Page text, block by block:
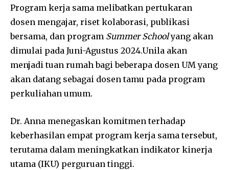
Program kerja sama melibatkan pertukaran
dosen mengajar, riset kolaborasi, publikasi
bersama, dan program Summer Schoolyang akan
dimulai pada Juni-Agustus 2024.Unila akan
menjadi tuan rumah bagi beberapa dosen UM yang
akan datang sebagai dosen tamu pada program
perkuliahan umum.
Dr. Anna menegaskan komitmen terhadap
keberhasilan empat program kerja sama tersebut,
terutama dalam meningkatkan indikator kinerja
utama (IKU) perguruan tinggi.